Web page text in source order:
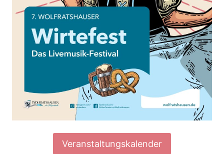
Veranstaltungskalender